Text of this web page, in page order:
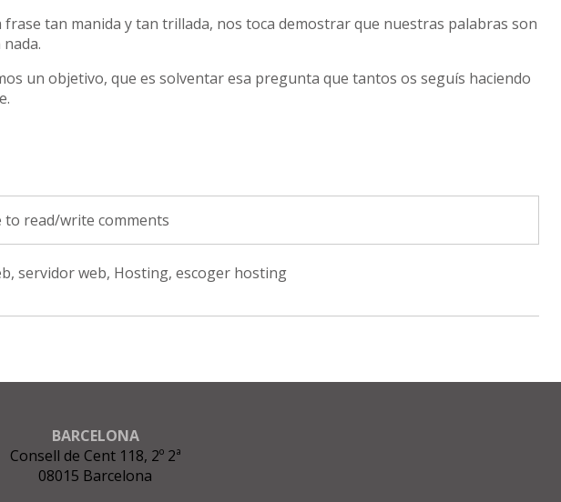
tan manida y tan trillada, nos toca demostrar que nuestras palabras son
un objetivo, que es solventar esa pregunta que tantos os seguís haciendo
to read/write comments
, servidor web, Hosting, escoger hosting
BARCELONA
Consell de Cent 118, 2º 2ª
08015 Barcelona